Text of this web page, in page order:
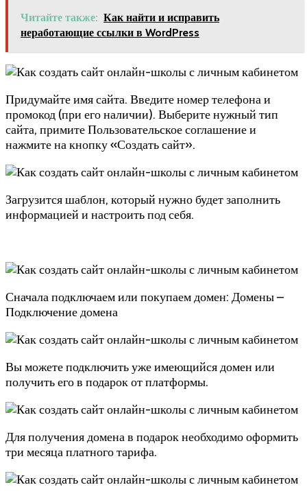
Читайте также: Как найти и исправить
неработающие ссылки в WordPress
Придумайте имя сайта. Введите номер телефона и
промокод (при его наличии). Выберите нужный тип
сайта, примите Пользовательское соглашение и
нажмите на кнопку «Создать сайт».
Загрузится шаблон, который нужно будет заполнить
информацией и настроить под себя.
Сначала подключаем или покупаем домен: Домены –
Подключение домена
Вы можете подключить уже имеющийся домен или
получить его в подарок от платформы.
Для получения домена в подарок необходимо оформить
три месяца платного тарифа.